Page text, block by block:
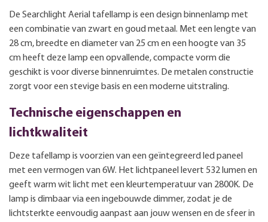
De Searchlight Aerial tafellamp is een design binnenlamp met
een combinatie van zwart en goud metaal. Met een lengte van
28 cm, breedte en diameter van 25 cm en een hoogte van 35
cm heeft deze lamp een opvallende, compacte vorm die
geschikt is voor diverse binnenruimtes. De metalen constructie
zorgt voor een stevige basis en een moderne uitstraling.
Technische eigenschappen en
lichtkwaliteit
Deze tafellamp is voorzien van een geïntegreerd led paneel
met een vermogen van 6W. Het lichtpaneel levert 532 lumen en
geeft warm wit licht met een kleurtemperatuur van 2800K. De
lamp is dimbaar via een ingebouwde dimmer, zodat je de
lichtsterkte eenvoudig aanpast aan jouw wensen en de sfeer in